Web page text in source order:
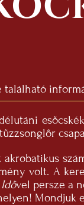
volt. A
Idővel persze a
Mondjuk